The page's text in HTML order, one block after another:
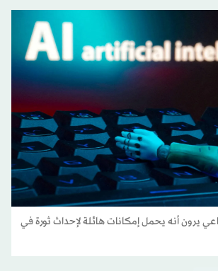
يرون أنه يحمل إمكانات هائلة لإحداث ثورة في